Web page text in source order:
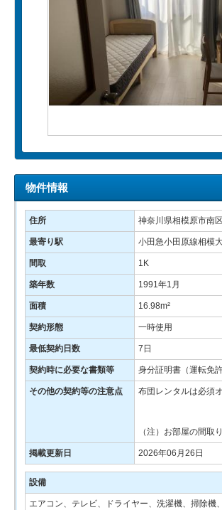
物件情報
住所 神奈川県相模原市南
最寄り駅 小田急小田原線相模
間取 1K
築年数 1991年1月
面積 16.98m²
契約形態 一時使用
最低契約日数 7日
契約時に必要な書類等 身分証明書（運転免
その他の契約等の注意点 布団レンタルは必須
（注）お部屋の間取
掲載更新日 2026年06月26日
設備
エアコン、テレビ、ドライヤー、洗濯機、掃除